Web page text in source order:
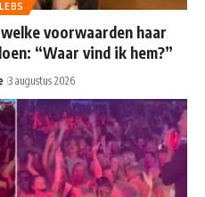
voorwaarden haar
“Waar vind ik hem?”
3 augustus 2026